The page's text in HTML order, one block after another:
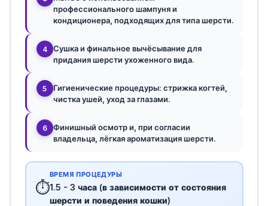
профессионального шампуня и
кондиционера, подходящих для типа шерсти.
4
Сушка и финальное вычёсывание для
придания шерсти ухоженного вида.
5
Гигиенические процедуры: стрижка когтей,
чистка ушей, уход за глазами.
6
Финишный осмотр и, при согласии
владельца, лёгкая ароматизация шерсти.
⏱️
ВРЕМЯ ПРОЦЕДУРЫ
1.5 - 3 часа (в зависимости от состояния
шерсти и поведения кошки)